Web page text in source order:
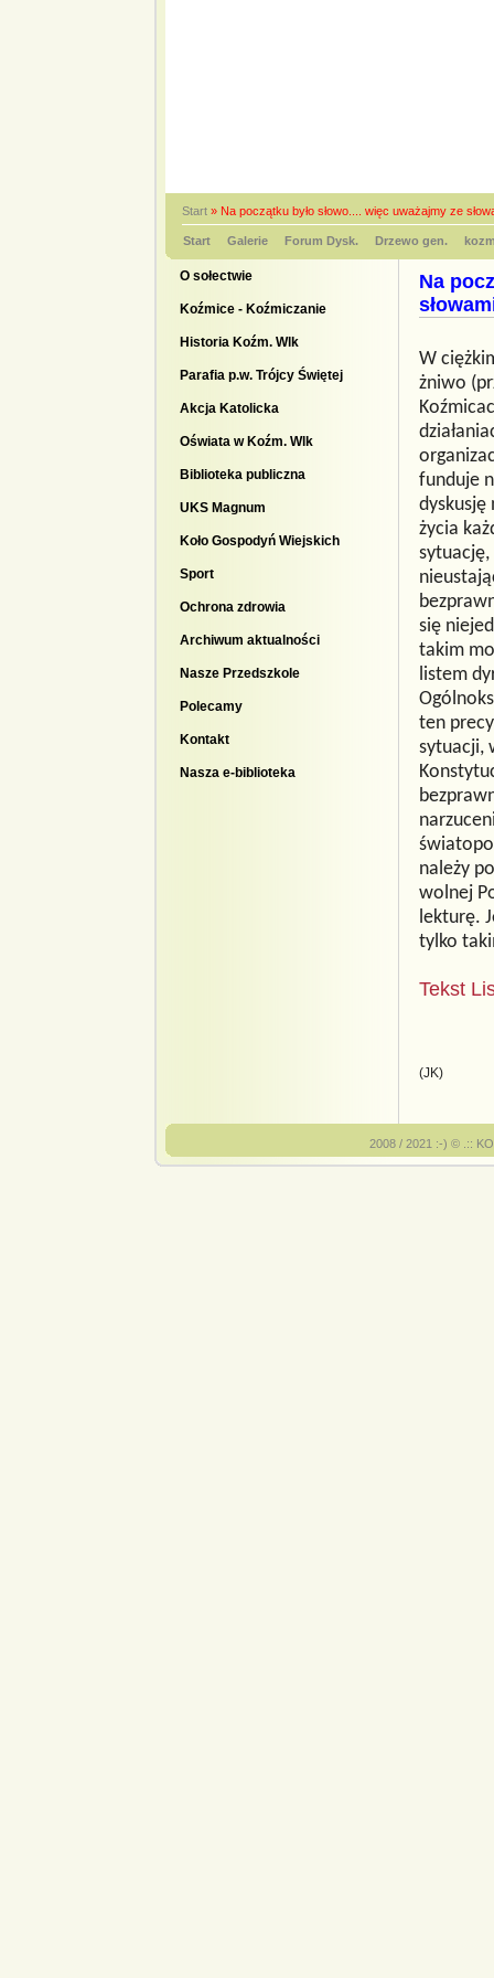
Start » Na początku było słowo.... więc uważajmy ze
Start Galerie Forum Dysk. Drzewo gen.
O sołectwie
Koźmice - Koźmiczanie
Historia Koźm. Wlk
Parafia p.w. Trójcy Świętej
Akcja Katolicka
Oświata w Koźm. Wlk
Biblioteka publiczna
UKS Magnum
Koło Gospodyń Wiejskich
Sport
Ochrona zdrowia
Archiwum aktualności
Nasze Przedszkole
Polecamy
Kontakt
Nasza e-biblioteka
Na
W
żniwo
funduje
dyskusję
życia
sytuację,
się
takim
listem
ten
sytuacji,
należy
wolnej
lekturę.
tylko
Tekst
(JK)
2008 / 2021 :-) © .::